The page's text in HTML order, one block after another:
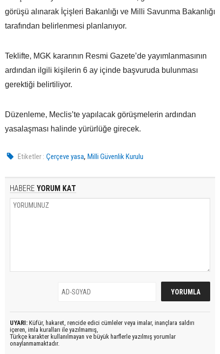
görüşü alınarak İçişleri Bakanlığı ve Milli Savunma Bakanlığı
tarafından belirlenmesi planlanıyor.
Teklifte, MGK kararının Resmi Gazete’de yayımlanmasının
ardından ilgili kişilerin 6 ay içinde başvuruda bulunması
gerektiği belirtiliyor.
Düzenleme, Meclis’te yapılacak görüşmelerin ardından
yasalaşması halinde yürürlüğe girecek.
Etiketler : Çerçeve yasa,Milli Güvenlik Kurulu
HABERE YORUM KAT
UYARI: Küfür, hakaret, rencide edici cümleler veya imalar, inançlara saldırı
içeren, imla kuralları ile yazılmamış,
Türkçe karakter kullanılmayan ve büyük harflerle yazılmış yorumlar
onaylanmamaktadır.